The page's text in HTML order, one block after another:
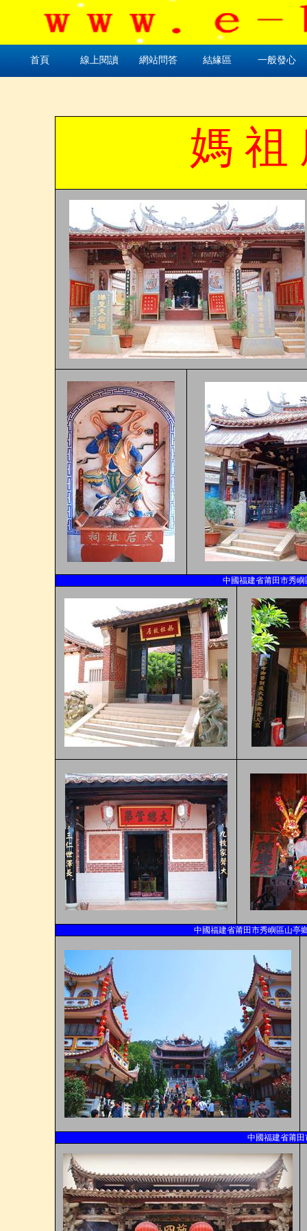
媽 祖
中國福建省莆田市秀
中國福建省莆田市秀嶼區山亭
中國福建省莆
首頁 線上閱讀 網站問答 結緣區 一般發心